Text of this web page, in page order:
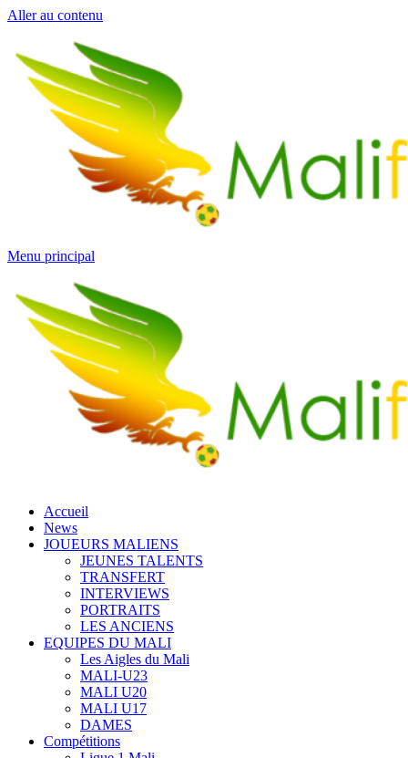
Aller au contenu
Menu principal
Accueil
News
JOUEURS MALIENS
JEUNES TALENTS
TRANSFERT
INTERVIEWS
PORTRAITS
LES ANCIENS
EQUIPES DU MALI
Les Aigles du Mali
MALI-U23
MALI U20
MALI U17
DAMES
Compétitions